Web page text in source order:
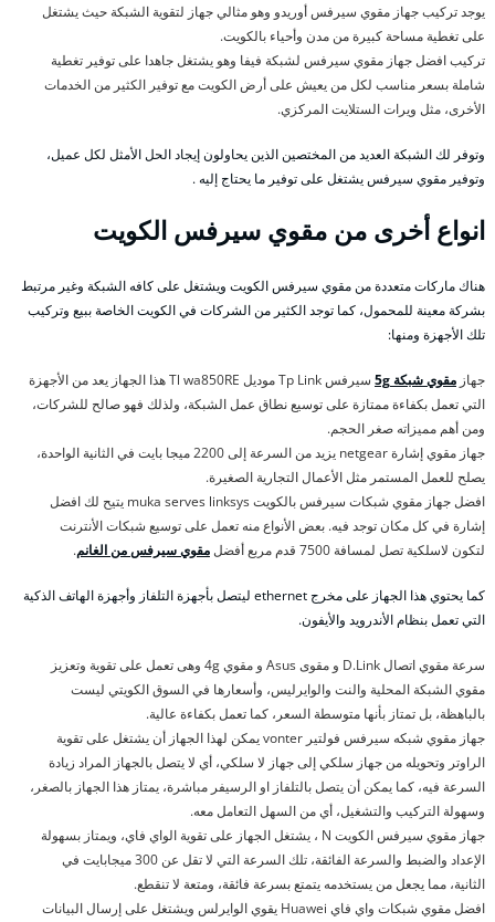
يوجد تركيب جهاز مقوي سيرفس أوريدو وهو مثالي جهاز لتقوية الشبكة حيث يشتغل
على تغطية مساحة كبيرة من مدن وأحياء بالكويت.
تركيب افضل جهاز مقوي سيرفس لشبكة فيفا وهو يشتغل جاهدا على توفير تغطية
شاملة بسعر مناسب لكل من يعيش على أرض الكويت مع توفير الكثير من الخدمات
الأخرى، مثل ويرات الستلايت المركزي.
وتوفر لك الشبكة العديد من المختصين الذين يحاولون إيجاد الحل الأمثل لكل عميل،
وتوفير مقوي سيرفس يشتغل على توفير ما يحتاج إليه .
انواع أخرى من مقوي سيرفس الكويت
هناك ماركات متعددة من مقوي سيرفس الكويت ويشتغل على كافه الشبكة وغير مرتبط
بشركة معينة للمحمول، كما توجد الكثير من الشركات في الكويت الخاصة ببيع وتركيب
تلك الأجهزة ومنها:
جهاز مقوي شبكة 5g
سيرفس Tp Link موديل Tl wa850RE هذا الجهاز يعد من الأجهزة
التي تعمل بكفاءة ممتازة على توسيع نطاق عمل الشبكة، ولذلك فهو صالح للشركات،
ومن أهم مميزاته صغر الحجم.
جهاز مقوي إشارة netgear يزيد من السرعة إلى 2200 ميجا بايت في الثانية الواحدة،
يصلح للعمل المستمر مثل الأعمال التجارية الصغيرة.
افضل جهاز مقوي شبكات سيرفس بالكويت muka serves linksys يتيح لك افضل
إشارة في كل مكان توجد فيه. بعض الأنواع منه تعمل على توسيع شبكات الأنترنت
لتكون لاسلكية تصل لمسافة 7500 قدم مربع أفضل
مقوي سيرفس من الغانم.
كما يحتوي هذا الجهاز على مخرج ethernet ليتصل بأجهزة التلفاز وأجهزة الهاتف الذكية
التي تعمل بنظام الأندرويد والأيفون.
سرعة مقوي اتصال D.Link و مقوى Asus و مقوي 4g وهى تعمل على تقوية وتعزيز
مقوي الشبكة المحلية والنت والوايرليس، وأسعارها في السوق الكويتي ليست
بالباهظة، بل تمتاز بأنها متوسطة السعر، كما تعمل بكفاءة عالية.
جهاز مقوي شبكه سيرفس فولتير vonter يمكن لهذا الجهاز أن يشتغل على تقوية
الراوتر وتحويله من جهاز سلكي إلى جهاز لا سلكي، أي لا يتصل بالجهاز المراد زيادة
السرعة فيه، كما يمكن أن يتصل بالتلفاز او الرسيفر مباشرة، يمتاز هذا الجهاز بالصغر،
وسهولة التركيب والتشغيل، أي من السهل التعامل معه.
جهاز مقوي سيرفس الكويت N ، يشتغل الجهاز على تقوية الواي فاي، ويمتاز بسهولة
الإعداد والضبط والسرعة الفائقة، تلك السرعة التي لا تقل عن 300 ميجابايت في
الثانية، مما يجعل من يستخدمه يتمتع بسرعة فائقة، ومتعة لا تنقطع.
افضل مقوي شبكات واي فاي Huawei يقوي الوايرلس ويشتغل على إرسال البيانات